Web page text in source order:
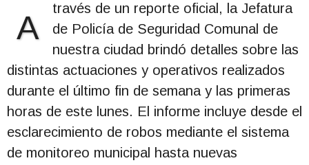
A
través de un reporte oficial, la Jefatura
de Policía de Seguridad Comunal de
nuestra ciudad brindó detalles sobre las
distintas actuaciones y operativos realizados
durante el último fin de semana y las primeras
horas de este lunes. El informe incluye desde el
esclarecimiento de robos mediante el sistema
de monitoreo municipal hasta nuevas